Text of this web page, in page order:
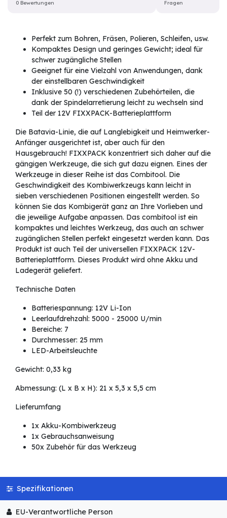
0 Bewertungen Fragen
Perfekt zum Bohren, Fräsen, Polieren, Schleifen, usw.
Kompaktes Design und geringes Gewicht; ideal für
schwer zugängliche Stellen
Geeignet für eine Vielzahl von Anwendungen, dank
der einstellbaren Geschwindigkeit
Inklusive 50 (!) verschiedenen Zubehörteilen, die
dank der Spindelarretierung leicht zu wechseln sind
Teil der 12V FIXXPACK-Batterieplattform
Die Batavia-Linie, die auf Langlebigkeit und Heimwerker-
Anfänger ausgerichtet ist, aber auch für den
Hausgebrauch! FIXXPACK konzentriert sich daher auf die
gängigen Werkzeuge, die sich gut dazu eignen. Eines der
Werkzeuge in dieser Reihe ist das Combitool. Die
Geschwindigkeit des Kombiwerkzeugs kann leicht in
sieben verschiedenen Positionen eingestellt werden. So
können Sie das Kombigerät ganz an Ihre Vorlieben und
die jeweilige Aufgabe anpassen. Das combitool ist ein
kompaktes und leichtes Werkzeug, das auch an schwer
zugänglichen Stellen perfekt eingesetzt werden kann. Das
Produkt ist auch Teil der universellen FIXXPACK 12V-
Batterieplattform. Dieses Produkt wird ohne Akku und
Ladegerät geliefert.
Technische Daten
Batteriespannung: 12V Li-Ion
Leerlaufdrehzahl: 5000 - 25000 U/min
Bereiche: 7
Durchmesser: 25 mm
LED-Arbeitsleuchte
Gewicht: 0,33 kg
Abmessung: (L x B x H): 21 x 5,3 x 5,5 cm
Lieferumfang
1x Akku-Kombiwerkzeug
1x Gebrauchsanweisung
50x Zubehör für das Werkzeug
Spezifikationen
EU-Verantwortliche Person